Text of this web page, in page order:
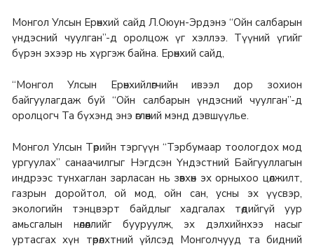
Монгол Улсын Ерөнхий сайд Л.Оюун-Эрдэнэ “Ойн салбарын
үндэсний чуулган”-д оролцож үг хэллээ. Түүний үгийг
бүрэн эхээр нь хүргэж байна. Ерөнхий сайд,
“Монгол Улсын Ерөнхийлөгчийн ивээл дор зохион
байгуулагдаж буй “Ойн салбарын үндэсний чуулган”-д
оролцогч Та бүхэнд энэ өглөөний мэнд дэвшүүлье.
Монгол Улсын Төрийн тэргүүн “Тэрбумаар тоологдох мод
ургуулах” санаачилгыг Нэгдсэн Үндэстний Байгууллагын
индрээс тунхаглан зарласан нь зөвхөн эх орныхоо цөлжилт,
газрын доройтол, ой мод, ойн сан, усны эх үүсвэр,
экологийн тэнцвэрт байдлыг хадгалах төдийгүй уур
амьсгалын нөлөөллийг бууруулж, эх дэлхийнхээ насыг
уртасгах хүн төрөлхтний үйлсэд Монголчууд та бидний